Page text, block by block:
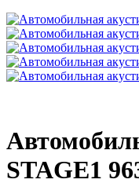
STAGE1